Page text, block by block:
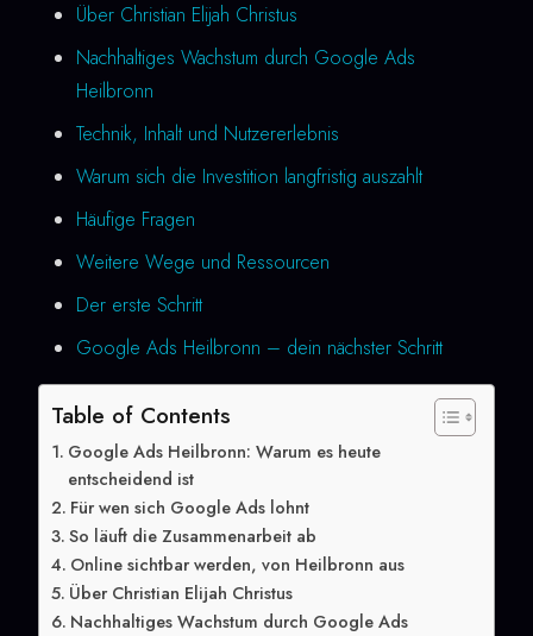
Über Christian Elijah Christus
Nachhaltiges Wachstum durch Google Ads
Heilbronn
Technik, Inhalt und Nutzererlebnis
Warum sich die Investition langfristig auszahlt
Häufige Fragen
Weitere Wege und Ressourcen
Der erste Schritt
Google Ads Heilbronn – dein nächster Schritt
Table of Contents
Google Ads Heilbronn: Warum es heute
entscheidend ist
Für wen sich Google Ads lohnt
So läuft die Zusammenarbeit ab
Online sichtbar werden, von Heilbronn aus
Über Christian Elijah Christus
Nachhaltiges Wachstum durch Google Ads